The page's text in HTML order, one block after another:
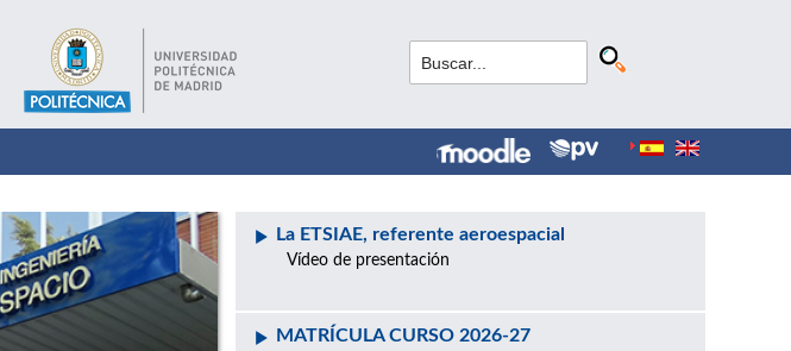
La ETSIAE, referente aeroespacial
Vídeo de presentación
MATRÍCULA CURSO 2026-27